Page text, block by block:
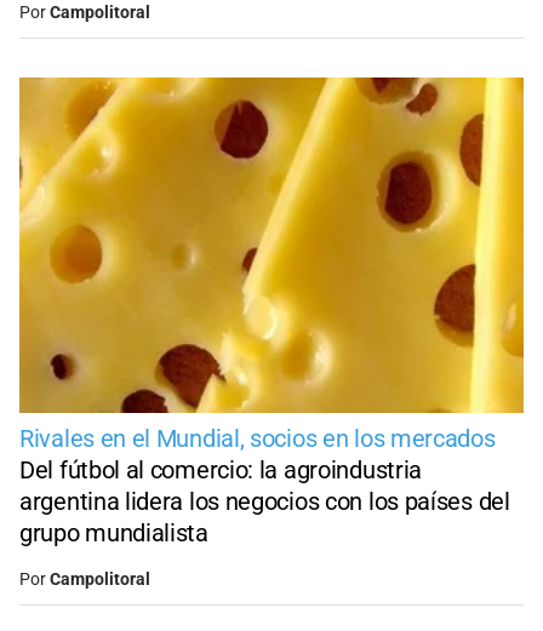
PorCampolitoral
Rivales en el Mundial, socios en los mercados
Del fútbol al comercio: la agroindustria
argentina lidera los negocios con los países del
grupo mundialista
PorCampolitoral